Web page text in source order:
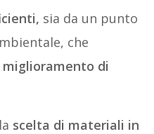
sia da un punto
che
miglioramento di
scelta di materiali in